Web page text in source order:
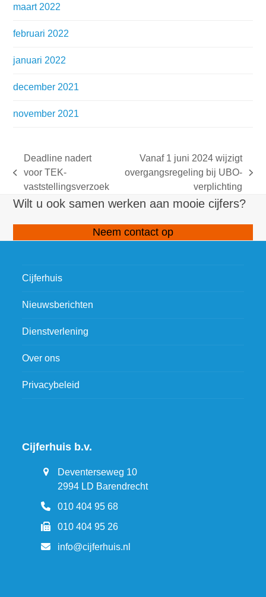
maart 2022
februari 2022
januari 2022
december 2021
november 2021
previous
post:
Deadline nadert
voor TEK-
vaststellingsverzoek
next
Vanaf 1 juni 2024 wijzigt
overgangsregeling bij UBO-
verplichting
Wilt u ook samen werken aan mooie cijfers?
Neem contact op
Cijferhuis
Nieuwsberichten
Dienstverlening
Over ons
Privacybeleid
Cijferhuis b.v.
Deventerseweg 10
2994 LD Barendrecht
010 404 95 68
010 404 95 26
info@cijferhuis.nl